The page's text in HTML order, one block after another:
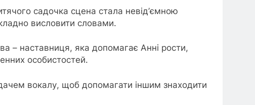
садочка сцена стала невід’ємною
висловити словами.
– наставниця, яка допомагає Анні рости,
особистостей.
вокалу, щоб допомагати іншим знаходити